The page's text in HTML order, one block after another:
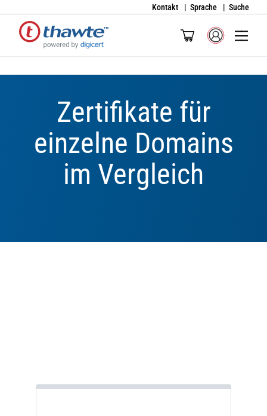
Kontakt Sprache Suche
Zertifikate für
einzelne Domains
im Vergleich